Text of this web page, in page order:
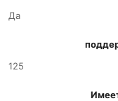
Да
125